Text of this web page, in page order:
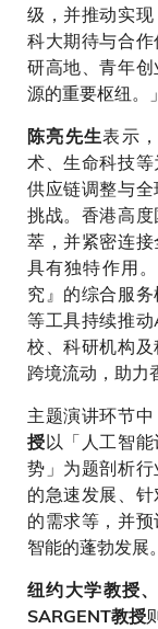
级，并推动实
科大期待与合
研高地、青年
源的重要枢纽。」
陈亮先生表示
术、生命科技
供应链调整与
挑战。香港高
萃，并紧密连
具有独特作用
究』的综合服
等工具持续推
校、科研机构
跨境流动，助力
主题演讲环节中
授以「人工智
势」为题剖析
的急速发展、
的需求等，并
智能的蓬勃发展。
纽约大学教授
SARGENT教授